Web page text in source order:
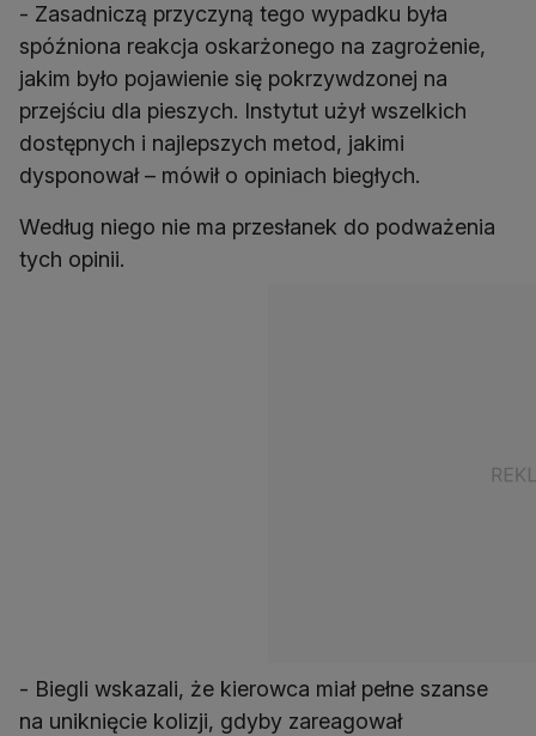
- Zasadniczą przyczyną tego wypadku była
spóźniona reakcja oskarżonego na zagrożenie,
jakim było pojawienie się pokrzywdzonej na
przejściu dla pieszych. Instytut użył wszelkich
dostępnych i najlepszych metod, jakimi
Według niego nie ma przesłanek do podważenia
- Biegli wskazali, że kierowca miał pełne szanse
na uniknięcie kolizji, gdyby zareagował